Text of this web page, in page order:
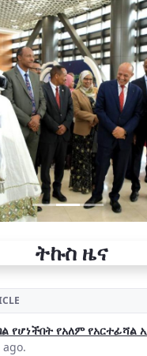
ትኩስ ዜና
የሆነችበት የአለም የአርተፊሻል